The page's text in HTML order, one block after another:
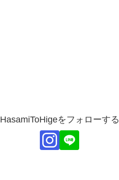
HasamiToHigeをフォローする